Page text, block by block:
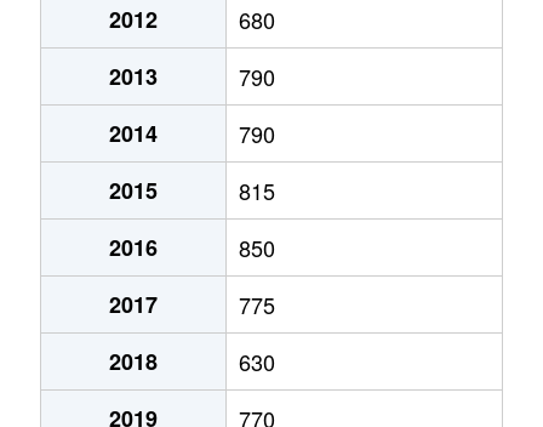
深堀町
1,400万円
深堀町
480万円
船見町
2,000万円
弁天町
780万円
1,200万円
750万円
430万円
2012
680
2013
790
2014
790
2015
815
2016
850
2017
775
2018
630
2019
770